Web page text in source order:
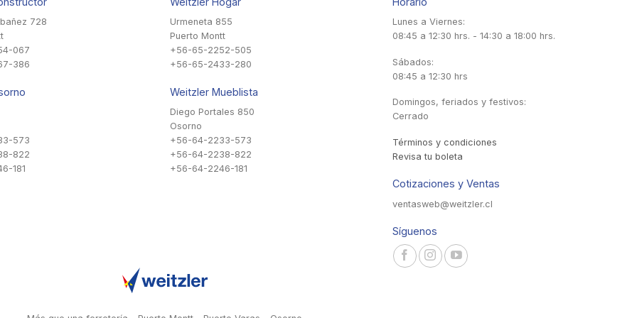
728
067
386
573
822
181
Urmeneta 855
Puerto Montt
+56-65-2252-505
+56-65-2433-280
Weitzler Mueblista
Diego Portales 850
Osorno
+56-64-2233-573
+56-64-2238-822
+56-64-2246-181
Lunes a Viernes:
08:45 a 12:30 hrs. - 14:30 a 18:00 hrs.
Sábados:
08:45 a 12:30 hrs
Domingos, feriados y festivos:
Cerrado
Términos y condiciones
Revisa tu boleta
Cotizaciones y Ventas
ventasweb@weitzler.cl
Síguenos